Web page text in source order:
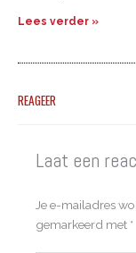
Lees verder »
REAGEER
Laat een
Je e-mailadres
gemarkeerd met *